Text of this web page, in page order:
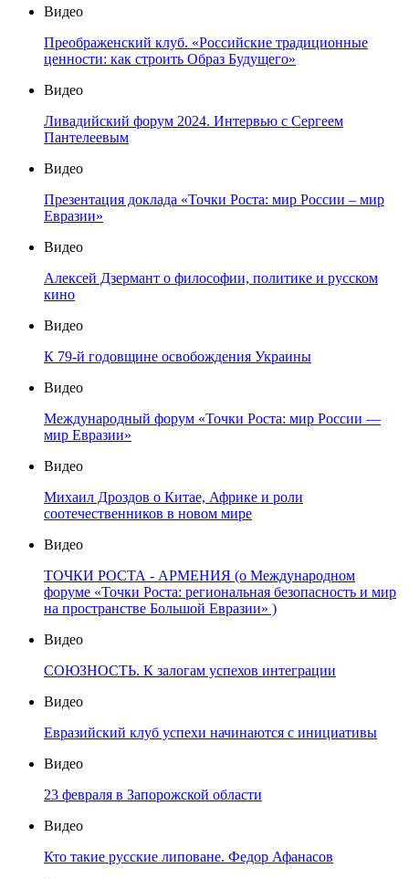
Видео
Преображенский клуб. «Российские традиционные
ценности: как строить Образ Будущего»
Видео
Ливадийский форум 2024. Интервью с Сергеем
Пантелеевым
Видео
Презентация доклада «Точки Роста: мир России – мир
Евразии»
Видео
Алексей Дзермант о философии, политике и русском
кино
Видео
К 79-й годовщине освобождения Украины
Видео
Международный форум «Точки Роста: мир России —
мир Евразии»
Видео
Михаил Дроздов о Китае, Африке и роли
соотечественников в новом мире
Видео
ТОЧКИ РОСТА - АРМЕНИЯ (о Международном
форуме «Точки Роста: региональная безопасность и мир
на пространстве Большой Евразии» )
Видео
СОЮЗНОСТЬ. К залогам успехов интеграции
Видео
Евразийский клуб успехи начинаются с инициативы
Видео
23 февраля в Запорожской области
Видео
Кто такие русские липоване. Федор Афанасов